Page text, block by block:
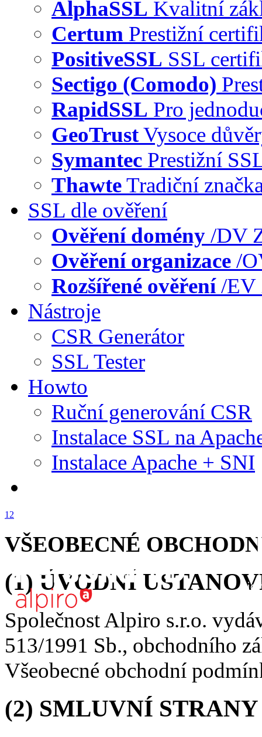
AlphaSSL Kvalitní
Certum Prestižní
PositiveSSL SSL
Sectigo (Comodo)
RapidSSL Pro
GeoTrustVysoce
Symantec Prestižní
ThawteTradiční
SSL dle ověření
Ověření domény /DV
Ověření organizace /
Rozšířené ověření/EV
Nástroje
CSR Generátor
SSL Tester
Howto
Ruční generování CSR
Instalace SSL na
Instalace Apache + SNI
1 2
VŠEOBECNÉ
(1) ÚVODNÍ
Společnost Alpiro s.r.o.
513/1991 Sb., obchodního
Všeobecné obchodní
(2) SMLUVNÍ STRANY